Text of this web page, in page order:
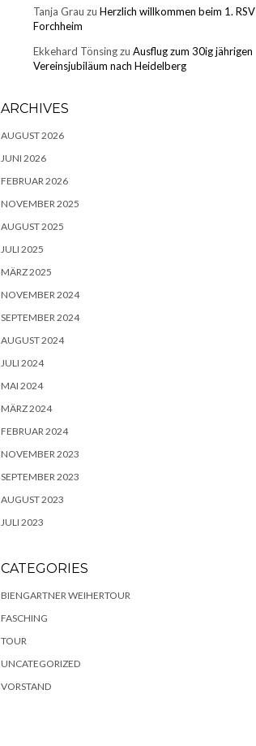
Tanja Grau zu Herzlich willkommen beim 1. RSV
Forchheim
Ekkehard Tönsingzu Ausflug zum 30ig jährigen
Vereinsjubiläum nach Heidelberg
ARCHIVES
AUGUST 2026
JUNI 2026
FEBRUAR 2026
NOVEMBER 2025
AUGUST 2025
JULI 2025
MÄRZ 2025
NOVEMBER 2024
SEPTEMBER 2024
AUGUST 2024
JULI 2024
MAI 2024
MÄRZ 2024
FEBRUAR 2024
NOVEMBER 2023
SEPTEMBER 2023
AUGUST 2023
JULI 2023
CATEGORIES
BIENGARTNER WEIHERTOUR
FASCHING
TOUR
UNCATEGORIZED
VORSTAND